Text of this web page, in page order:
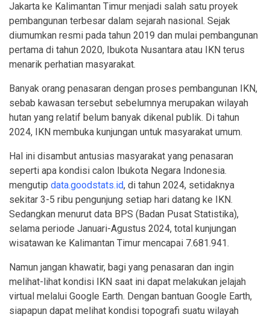
Jakarta ke Kalimantan Timur menjadi salah satu proyek
pembangunan terbesar dalam sejarah nasional. Sejak
diumumkan resmi pada tahun 2019 dan mulai pembangunan
pertama di tahun 2020, Ibukota Nusantara atau IKN terus
menarik perhatian masyarakat.
Banyak orang penasaran dengan proses pembangunan IKN,
sebab kawasan tersebut sebelumnya merupakan wilayah
hutan yang relatif belum banyak dikenal publik. Di tahun
2024, IKN membuka kunjungan untuk masyarakat umum.
Hal ini disambut antusias masyarakat yang penasaran
seperti apa kondisi calon Ibukota Negara Indonesia.
mengutip data.goodstats.id, di tahun 2024, setidaknya
sekitar 3-5 ribu pengunjung setiap hari datang ke IKN.
Sedangkan menurut data BPS (Badan Pusat Statistika),
selama periode Januari-Agustus 2024, total kunjungan
wisatawan ke Kalimantan Timur mencapai 7.681.941.
Namun jangan khawatir, bagi yang penasaran dan ingin
melihat-lihat kondisi IKN saat ini dapat melakukan jelajah
virtual melalui Google Earth. Dengan bantuan Google Earth,
siapapun dapat melihat kondisi topografi suatu wilayah